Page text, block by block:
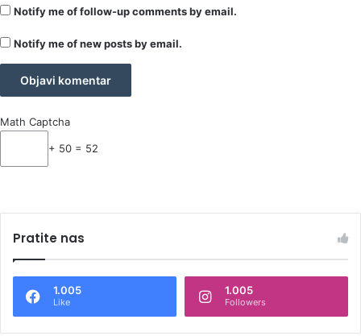
Notify me of follow-up comments by email.
Notify me of new posts by email.
Math Captcha
+ 50 = 52
Pratite nas
1.005
Like
1.005
Followers